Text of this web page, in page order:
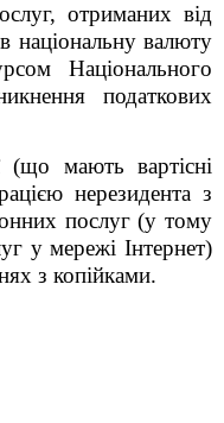
отриманих від
національну валюту
Національного
податкових
(що мають вартісні
нерезидента з
послуг (у тому
у мережі Інтернет)
з копійками.